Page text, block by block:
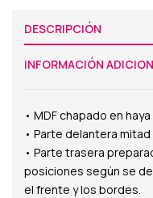
DESCRIPCIÓN
INFORMACIÓN
• MDF chapado en haya
• Parte delantera
• Parte trasera
posiciones según se
el frente y los bordes.